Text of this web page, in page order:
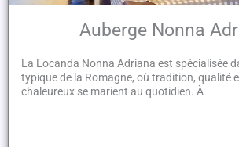
Auberge Nonna
La Locanda Nonna Adriana est spécialisée
typique de la Romagne, où tradition, qualité
chaleureux se marient au quotidien. À